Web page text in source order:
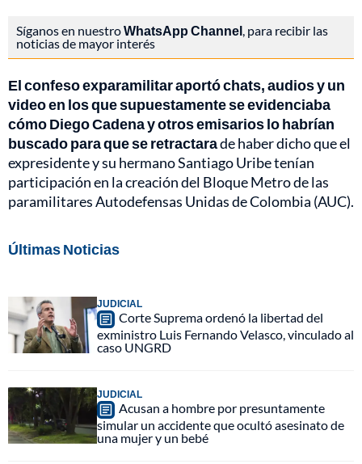
Síganos en nuestroWhatsApp Channel, para recibir las
noticias de mayor interés
El confeso exparamilitar aportó chats, audios y un
video en los que supuestamente se evidenciaba
cómo Diego Cadena y otros emisarios lo habrían
buscado para que se retractarade haber dicho que el
expresidente y su hermano Santiago Uribe tenían
participación en la creación del Bloque Metro de las
paramilitares Autodefensas Unidas de Colombia (AUC).
Últimas Noticias
JUDICIAL
Corte Suprema ordenó la libertad del
exministro Luis Fernando Velasco, vinculado al
caso UNGRD
JUDICIAL
Acusan a hombre por presuntamente
simular un accidente que ocultó asesinato de
una mujer y un bebé